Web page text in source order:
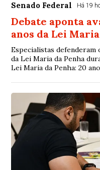
Senado Federal Há 19
Debate aponta
anos da Lei
Especialistas
da Lei Maria da Penha
Lei Maria da Penha: 20